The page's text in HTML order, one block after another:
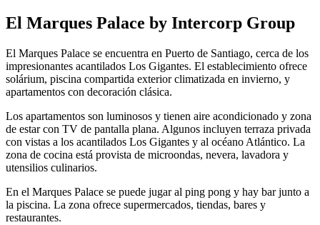
El Marques Palace by Intercorp Group
El Marques Palace se encuentra en Puerto de Santiago, cerca de los
impresionantes acantilados Los Gigantes. El establecimiento ofrece
solárium, piscina compartida exterior climatizada en invierno, y
apartamentos con decoración clásica.
Los apartamentos son luminosos y tienen aire acondicionado y zona
de estar con TV de pantalla plana. Algunos incluyen terraza privada
con vistas a los acantilados Los Gigantes y al océano Atlántico. La
zona de cocina está provista de microondas, nevera, lavadora y
utensilios culinarios.
En el Marques Palace se puede jugar al ping pong y hay bar junto a
la piscina. La zona ofrece supermercados, tiendas, bares y
restaurantes.